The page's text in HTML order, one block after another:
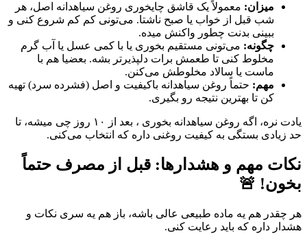
میزان: معمولاً یک قاشق چایخوری روغن سیاهدانه اصل، هر
شب قبل از خواب یا صبح ناشتا. می‌تونی کم کم شروع کنی و
ببینی بدنت چطور واکنش میده.
چگونه: می‌تونی مستقیم بخوری یا با کمی عسل یا آب گرم
مخلوط کنی تا طعمش برات دلپذیرتر بشه. بعضیا هم با
ماست یا سالاد مخلوطش می‌کنن.
مهم: حتماً روغن سیاهدانه باکیفیت و اصل (فشرده سرد) تهیه
کن تا بهترین نتیجه رو بگیری.
یادت نره، اگه روغن سیاهدانه بخوری ، بعد از ۱۰ روز چی میشه، تا
حد زیادی بستگی به کیفیت روغنی داره که انتخاب می‌کنی.
نکات مهم و هشدارها: قبل از مصرف حتماً
بخون! 🚨
هر چقدر هم یه ماده طبیعی عالی باشه، باز هم یه سری نکات و
هشدار داره که باید رعایت کنی.